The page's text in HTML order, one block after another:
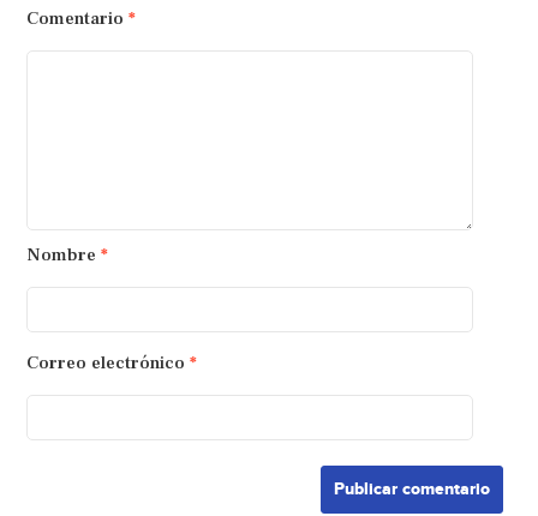
Comentario *
Nombre *
Correo electrónico *